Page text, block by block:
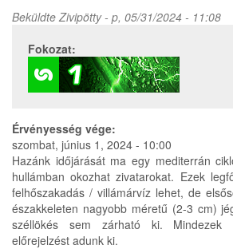
BeküldteZivipötty- p, 05/31/2024 - 11:08
Fokozat:
Érvényesség vége:
szombat, június 1, 2024 - 10:00
Hazánk időjárását ma egy mediterrán
hullámban okozhat zivatarokat. Ezek
felhőszakadás / villámárvíz lehet, de
északkeleten nagyobb méretű (2-3 cm)
széllökés sem zárható ki. Mindezek
előrejelzést adunk ki.